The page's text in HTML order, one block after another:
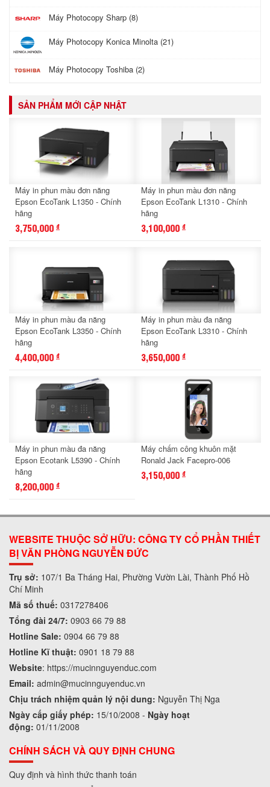
Máy Photocopy Sharp (8)
Máy Photocopy Konica Minolta (21)
Máy Photocopy Toshiba (2)
SẢN PHẨM MỚI CẬP NHẬT
Máy in phun màu đơn năng
Epson EcoTank L1350 - Chính
hãng
3,750,000 đ
Máy in phun màu đơn năng
Epson EcoTank L1310 - Chính
hãng
3,100,000 đ
Máy in phun màu đa năng
Epson EcoTank L3350 - Chính
hãng
4,400,000 đ
Máy in phun màu đa năng
Epson EcoTank L3310 - Chính
hãng
3,650,000 đ
Máy in phun màu đa năng
Epson Ecotank L5390 - Chính
hãng
8,200,000 đ
Máy chấm công khuôn mặt
Ronald Jack Facepro-006
3,150,000 đ
WEBSITE THUỘC SỞ HỮU: CÔNG TY CỔ PHẦN THIẾT
BỊ VĂN PHÒNG NGUYỄN ĐỨC
Trụ sở: 107/1 Ba Tháng Hai, Phường Vườn Lài, Thành Phố Hồ
Chí Minh
Mã số thuế: 0317278406
Tổng đài 24/7: 0903 66 79 88
Hotline Sale: 0904 66 79 88
Hotline Kĩ thuật: 0901 18 79 88
Website: https://mucinnguyenduc.com
Email: admin@mucinnguyenduc.vn
Chịu trách nhiệm quản lý nội dung: Nguyễn Thị Nga
Ngày cấp giấy phép: 15/10/2008 - Ngày hoạt
động: 01/11/2008
CHÍNH SÁCH VÀ QUY ĐỊNH CHUNG
Quy định và hình thức thanh toán